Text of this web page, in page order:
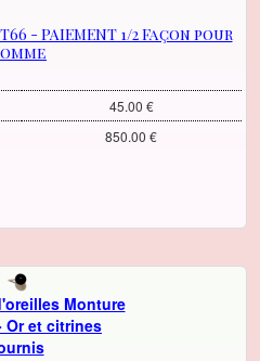
- PAIEMENT 1/2 Façon pour
45.00 €
850.00 €